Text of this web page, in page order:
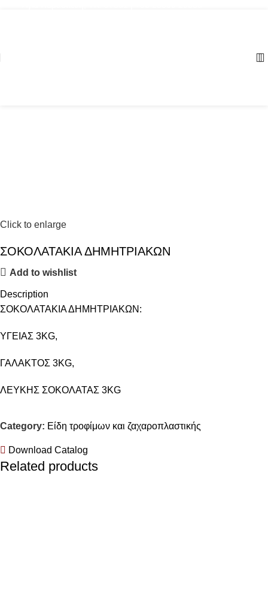
Click to enlarge
ΣΟΚΟΛΑΤΑΚΙΑ ΔΗΜΗΤΡΙΑΚΩΝ
Add to wishlist
Description
ΣΟΚΟΛΑΤΑΚΙΑ ΔΗΜΗΤΡΙΑΚΩΝ:
ΥΓΕΙΑΣ 3KG,
ΓΑΛΑΚΤΟΣ 3KG,
ΛΕΥΚΗΣ ΣΟΚΟΛΑΤΑΣ 3KG
Category: Είδη τροφίμων και ζαχαροπλαστικής
Download Catalog
Related products